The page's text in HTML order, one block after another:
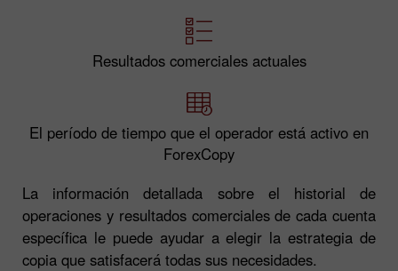
Resultados comerciales actuales
El período de tiempo que el operador está activo en
ForexCopy
La información detallada sobre el historial de
operaciones y resultados comerciales de cada cuenta
específica le puede ayudar a elegir la estrategia de
copia que satisfacerá todas sus necesidades.